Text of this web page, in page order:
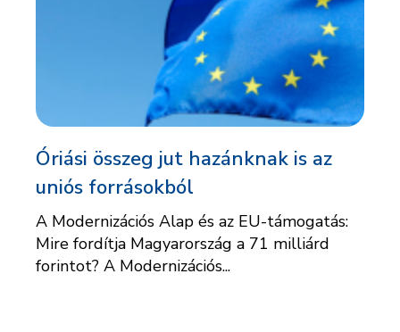
Óriási összeg jut hazánknak is az
uniós forrásokból
A Modernizációs Alap és az EU-támogatás:
Mire fordítja Magyarország a 71 milliárd
forintot? A Modernizációs...